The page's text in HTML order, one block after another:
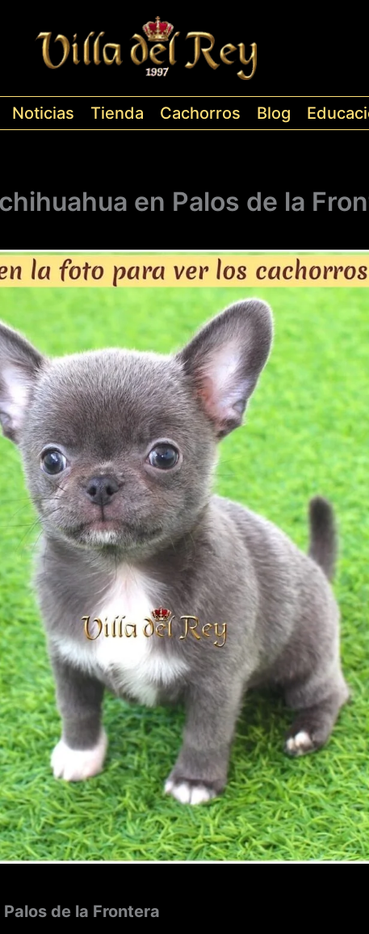
Noticias Tienda Cachorros Blog
en Palos de la
de la Frontera